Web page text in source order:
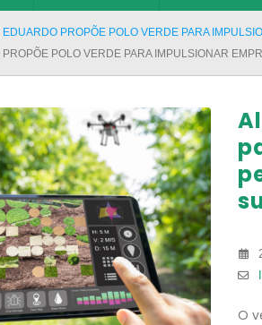
EDUARDO PROPÕE POLO VERDE PARA
POLO VERDE PARA IMPULSIONAR
O